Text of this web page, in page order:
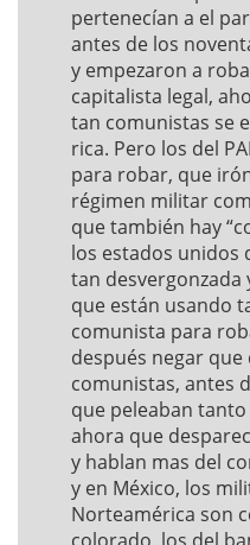
pertenecían a el
antes de los
y empezaron a
capitalista legal,
tan comunistas se
rica. Pero los del
para robar, que
régimen militar
que también hay
los estados unidos
tan desvergonzada
que están usando
comunista para
después negar
comunistas, antes
que peleaban
ahora que
y hablan mas del
y en México, los
Norteamérica son